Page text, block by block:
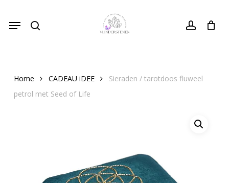
main
account
Menu Close
Cart
Home CADEAU iDEE
Sieraden / tarotdoos fluweel
petrol met Seed of Life